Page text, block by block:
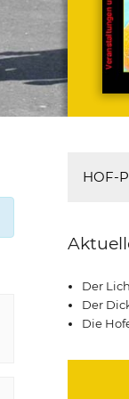
HOF-
Der
Der
Die